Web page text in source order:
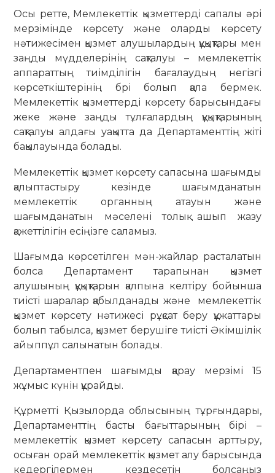
Осы ретте, Мемлекеттік қызметтерді сапалы әрі
мерзімінде көрсету және оларды көрсету
нәтижесімен қызмет алушылардың құқықтары мен
заңды мүдделерінің сақталуы – мемлекеттік
аппараттың тиімділігін бағалаудың негізгі
көрсеткіштерінің брі болып қала бермек.
Мемлекеттік қызметтерді көрсету барысындағы
жеке және заңды тұлғалардың құқықтарының
сақталуы алдағы уақытта да Департаменттің жіті
бақылауында болады.
Мемлекеттік қызмет көрсету сапасына шағымды
қалыптастыру кезінде шағымданатын
мемлекеттік органның атауын және
шағымданатын мәселені толық ашып жазу
қажеттілігін есіңізге саламыз.
Шағымда көрсетілген мән-жайлар расталатын
болса Департамент тарапынан қызмет
алушының құқықтарын қалпына келтіру бойынша
тиісті шаралар қабылданады және мемлекеттік
қызмет көрсету нәтижесі рұқсат беру құжаттары
болып табылса, қызмет берушіге тиісті Әкімшілік
айыппұл салынатын болады.
Департаментпен шағымды қарау мерзімі 15
жұмыс күнін құрайды.
Құрметті Қызылорда облысының тұрғындары,
Департаменттің басты бағыттарының бірі –
мемлекеттік қызмет көрсету сапасын арттыру,
осыған орай мемлекеттік қызмет алу барысында
кедергілермен кездесетін болсаңыз